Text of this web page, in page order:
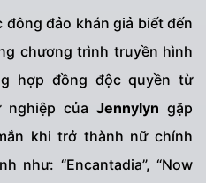
đông đảo khán giả biết đến
chương trình truyền hình
hợp đồng độc quyền từ
nghiệp của Jennylyn gặp
khi trở thành nữ chính
như: “Encantadia”, “Now